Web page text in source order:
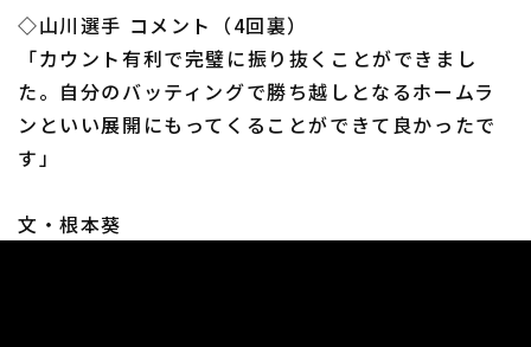
◇山川選手 コメント（4回裏）
「カウント有利で完璧に振り抜くことができまし
た。自分のバッティングで勝ち越しとなるホームラ
ンといい展開にもってくることができて良かったで
す」
文・根本葵